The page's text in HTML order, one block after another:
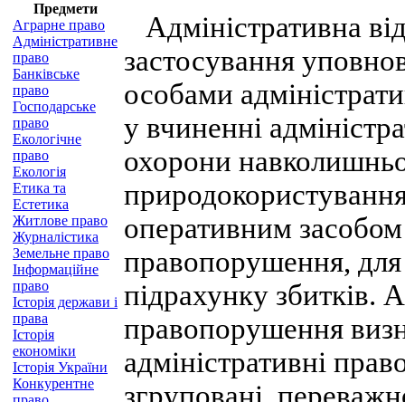
Предмети
Аграрне право
Адміністративне
право
Банківське
право
Господарське
право
Екологічне
право
Екологія
Етика та
Естетика
Житлове право
Журналістика
Земельне право
Інформаційне
право
Історія держави і
права
Історія
економіки
Історія України
Конкурентне
Адміністративна
застосування
особами
у вчиненні
охорони
оперативним засобом
правопорушення, для
підрахунку збитків.
правопорушення
адміністративні